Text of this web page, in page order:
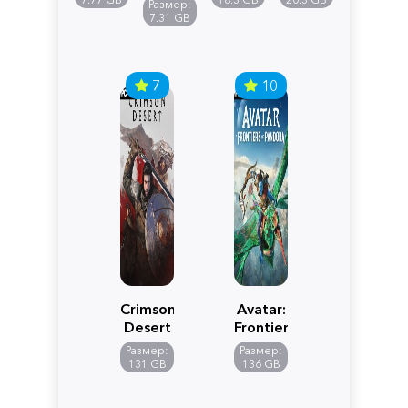
Edition
Размер:
7.31 GB
7
Crimson
Desert
Размер:
131 GB
10
Avatar:
Frontiers
of
Pandora
Размер:
136 GB